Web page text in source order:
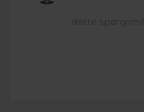
dette spørgsmål